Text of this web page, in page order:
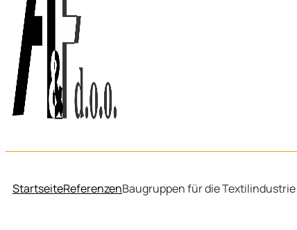
StartseiteReferenzenBaugruppen für die Textilindustrie